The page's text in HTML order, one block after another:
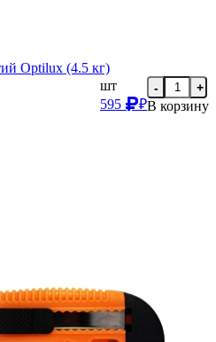
Optilux (4.5 кг)
шт
595
₽
- +
В корзину